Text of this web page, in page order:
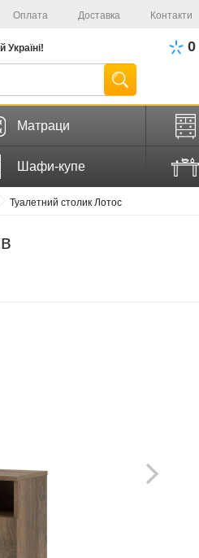
Оплата Доставка Контакти
Україні! 0
Матраци
Шафи-купе
Туалетний столик Лотос